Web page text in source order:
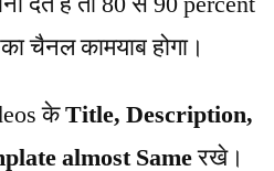
चैनल कामयाब होगा।
केTitle, Description,
almost Sameरखे।